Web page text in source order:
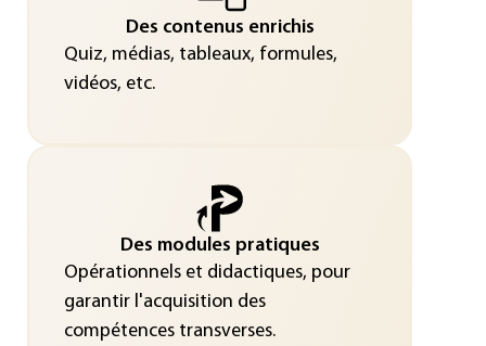
Des contenus enrichis
Quiz, médias, tableaux, formules,
vidéos, etc.
Des modules pratiques
Opérationnels et didactiques, pour
garantir l'acquisition des
compétences transverses.